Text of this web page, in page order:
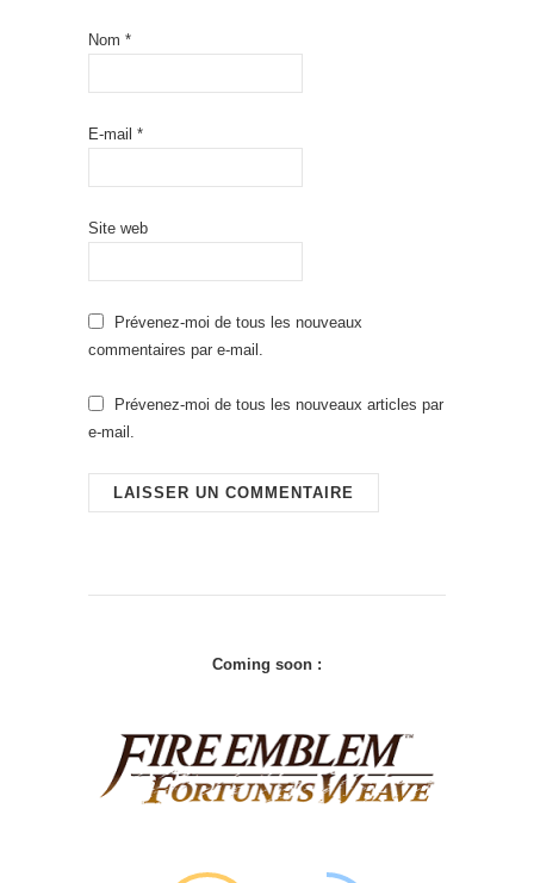
Nom *
E-mail *
Site web
Prévenez-moi de tous les nouveaux
commentaires par e-mail.
Prévenez-moi de tous les nouveaux articles par
e-mail.
Coming soon :